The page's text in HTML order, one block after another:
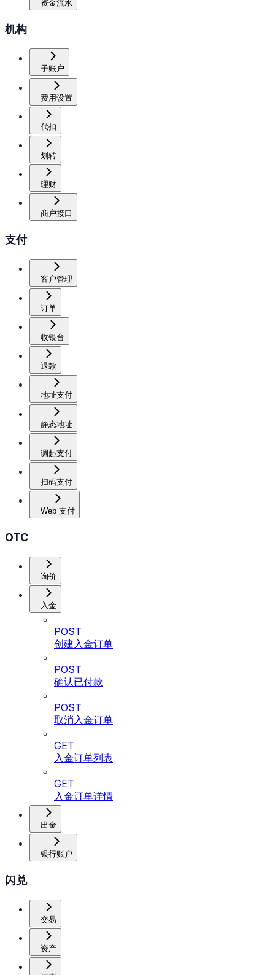
资金流水
机构
子账户
费用设置
代扣
划转
理财
商户接口
支付
客户管理
订单
收银台
退款
地址支付
静态地址
调起支付
扫码支付
Web 支付
OTC
询价
入金
POST
创建入金订单
POST
确认已付款
POST
取消入金订单
GET
入金订单列表
GET
入金订单详情
出金
银行账户
闪兑
交易
资产